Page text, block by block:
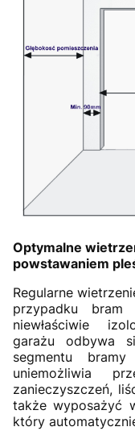
Optymalne
powstawaniem
Regularne
przypadku bram
niewłaściwie
garażu odbywa
segmentu
uniemożliwia
zanieczyszczeń,
także wyposażyć
który